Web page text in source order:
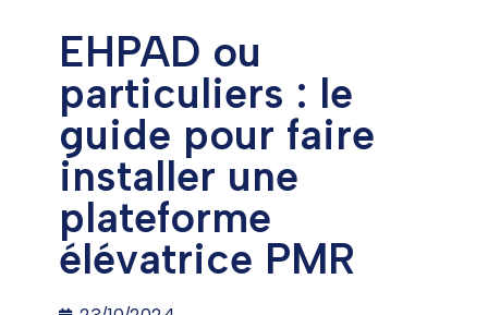
EHPAD ou
particuliers : le
guide pour faire
installer une
plateforme
élévatrice PMR